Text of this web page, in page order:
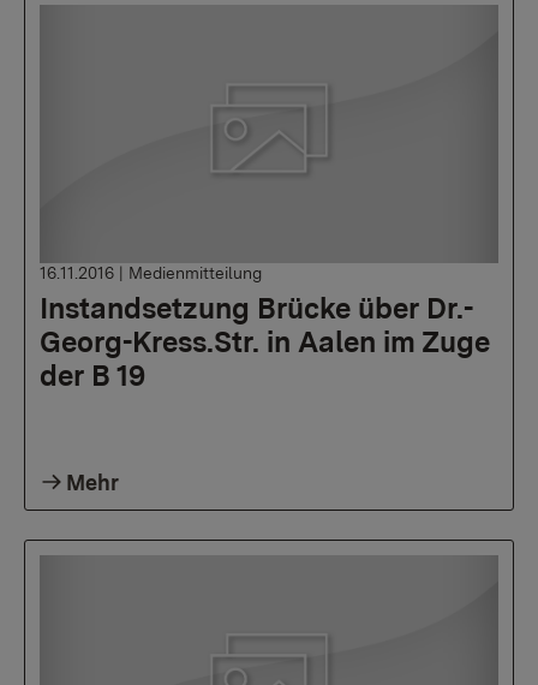
Instandsetzung Brücke über Dr.-
Georg-Kress.Str. in Aalen im Zuge
der B 19
16.11.2016 | Medienmitteilung
Mehr